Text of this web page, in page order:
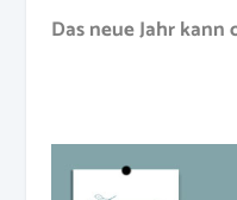
Das neue Jahr